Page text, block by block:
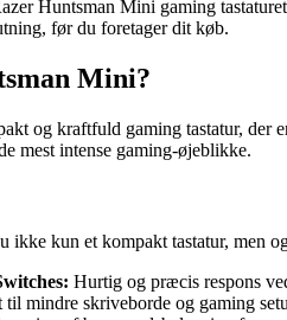
Huntsman Mini gaming
før du foretager dit køb.
Mini?
og kraftfuld gaming tastatur, der
mest intense gaming-øjeblikke.
ikke kun et kompakt tastatur, men
Hurtig og præcis respons
til mindre skriveborde og gaming